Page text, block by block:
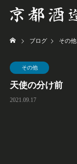
ブログ その他
その他
天使の分け前
2021.09.17